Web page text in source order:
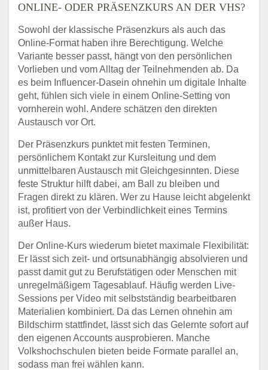
ONLINE- ODER PRÄSENZKURS AN DER VHS?
Sowohl der klassische Präsenzkurs als auch das
Online-Format haben ihre Berechtigung. Welche
Variante besser passt, hängt von den persönlichen
Vorlieben und vom Alltag der Teilnehmenden ab. Da
es beim Influencer-Dasein ohnehin um digitale Inhalte
geht, fühlen sich viele in einem Online-Setting von
vornherein wohl. Andere schätzen den direkten
Austausch vor Ort.
Der Präsenzkurs punktet mit festen Terminen,
persönlichem Kontakt zur Kursleitung und dem
unmittelbaren Austausch mit Gleichgesinnten. Diese
feste Struktur hilft dabei, am Ball zu bleiben und
Fragen direkt zu klären. Wer zu Hause leicht abgelenkt
ist, profitiert von der Verbindlichkeit eines Termins
außer Haus.
Der Online-Kurs wiederum bietet maximale Flexibilität:
Er lässt sich zeit- und ortsunabhängig absolvieren und
passt damit gut zu Berufstätigen oder Menschen mit
unregelmäßigem Tagesablauf. Häufig werden Live-
Sessions per Video mit selbstständig bearbeitbaren
Materialien kombiniert. Da das Lernen ohnehin am
Bildschirm stattfindet, lässt sich das Gelernte sofort auf
den eigenen Accounts ausprobieren. Manche
Volkshochschulen bieten beide Formate parallel an,
sodass man frei wählen kann.